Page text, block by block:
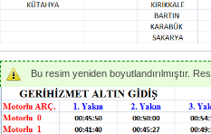
Bu resim yeniden boyutlandırılmıştır.